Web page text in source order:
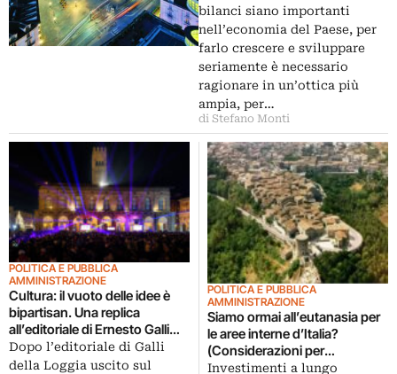
bilanci siano importanti
nell’economia del Paese, per
farlo crescere e sviluppare
seriamente è necessario
ragionare in un’ottica più
ampia, per…
di Stefano Monti
POLITICA E PUBBLICA
AMMINISTRAZIONE
Cultura: il vuoto delle idee è
bipartisan. Una replica
all’editoriale di Ernesto Galli
della Loggia
Dopo l’editoriale di Galli
della Loggia uscito sul
POLITICA E PUBBLICA
AMMINISTRAZIONE
Siamo ormai all’eutanasia per
le aree interne d’Italia?
(Considerazioni per
un’inversione di tendenza)
Investimenti a lungo